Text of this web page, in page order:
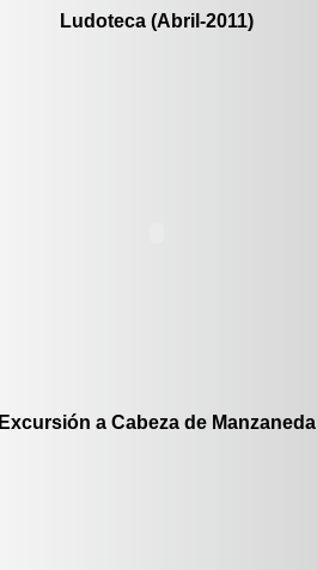
Ludoteca (Abril-2011)
Excursión a Cabeza de Manzaneda